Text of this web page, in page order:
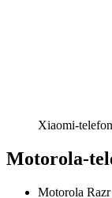
Xiaomi-
Motorola-
Motorola